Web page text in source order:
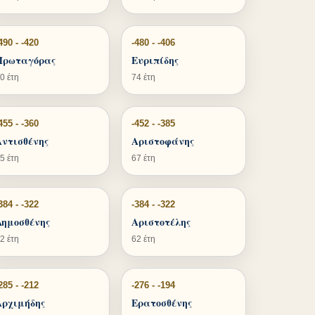
- -420
έτη
-480 - -406
Ευριπίδης
74 έτη
- -360
έτη
-452 - -385
Αριστοφάνης
67 έτη
- -322
έτη
-384 - -322
Αριστοτέλης
62 έτη
- -212 -276 - -194
Ερατοσθένης